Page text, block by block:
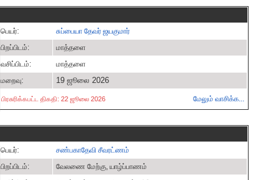
பெயர்:
சுப்பையா தேவர் ஜயகுமார்
பிறப்பிடம்:
மாத்தளை
வசிப்பிடம்:
மாத்தளை
மறைவு:
19 ஜூலை 2026
பிரசுரிக்கபட்ட திகதி: 22 ஜூலை 2026 மேலும் வாசிக்க...
பெயர்:
சண்பகாதேவி சீவரட்ணம்
பிறப்பிடம்:
வேலணை மேற்கு, யாழ்ப்பாணம்